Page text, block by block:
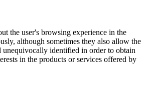
the user's browsing experience in the
although sometimes they also allow the
unequivocally identified in order to obtain
in the products or services offered by